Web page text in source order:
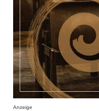
Anzeige